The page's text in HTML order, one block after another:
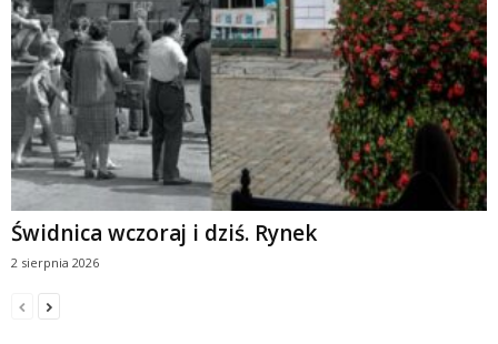
Świdnica wczoraj i dziś. Rynek
2 sierpnia 2026